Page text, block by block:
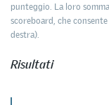
punteggio. La loro
scoreboard, che
destra).
Risultati